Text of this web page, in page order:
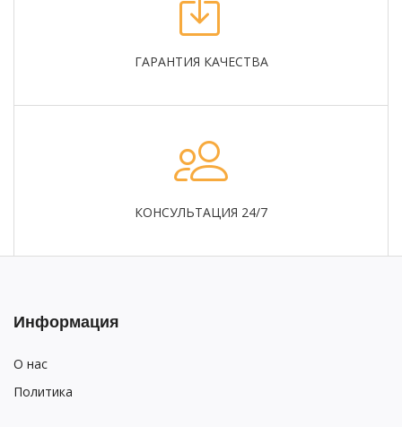
ГАРАНТИЯ КАЧЕСТВА
КОНСУЛЬТАЦИЯ 24/7
Информация
О нас
Политика